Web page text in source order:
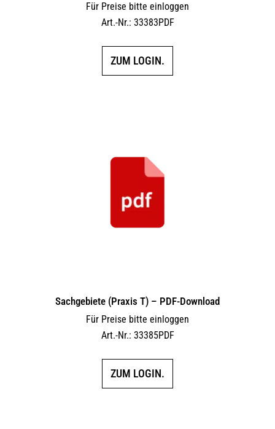
Für Preise bitte einloggen
Art.-Nr.: 33383PDF
ZUM LOGIN.
Sachgebiete (Praxis T) – PDF-Download
Für Preise bitte einloggen
Art.-Nr.: 33385PDF
ZUM LOGIN.